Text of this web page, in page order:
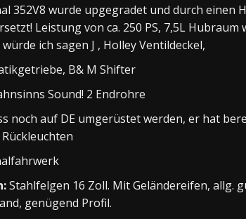
352V8 wurde upgegradet und durch einen
Leistung von ca. 250 PS, 7,5L Hubraum
ich sagen J , Holley Ventildeckel,
B& M Shifter
Sound! 2 Endrohre
noch auf DE umgerüstet werden, er hat
Stahlfelgen 16 Zoll. Mit Geländereifen, allg.
genügend Profil.